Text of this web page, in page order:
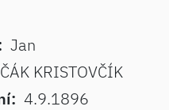
Jan
KRISTOVČÍK
4.9.1896